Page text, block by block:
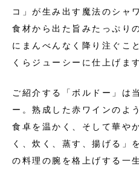
コ」が生み出す魔法のシャ
食材から出た旨みたっぷり
にまんべんなく降り注ぐこ
くらジューシーに仕上げます
ご紹介する「ボルドー」は
ー。熟成した赤ワインのよ
食卓を温かく、そして華や
く、炊く、蒸す、揚げる」
の料理の腕を格上げする一